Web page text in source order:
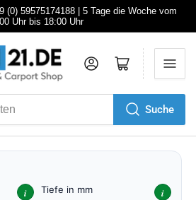
(0) 59575174188 | 5 Tage die Woche vom
Uhr bis 18:00 Uhr
Suche
AnmeldenMini-Warenkorb öffnen